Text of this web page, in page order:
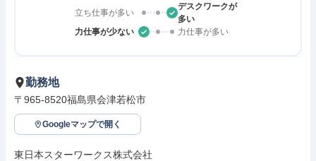
立ち仕事が多い
デスクワークが
多い
力仕事が少ない
力仕事が多い
勤務地
〒965-8520福島県会津若松市
Googleマップで開く
東日本スターワークス株式会社